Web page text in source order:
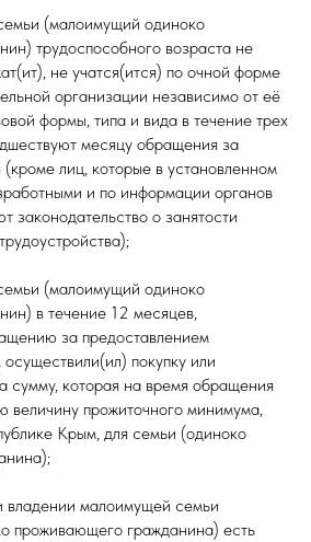
(малоимущий одиноко
трудоспособного возраста не
не учатся(ится) по очной форме
организации независимо от её
формы, типа и вида в течение трех
месяцу обращения за
лиц, которые в установленном
и по информации органов
законодательство о занятости
(малоимущий одиноко
в течение 12 месяцев,
за предоставлением
покупку или
сумму, которая на время обращения
величину прожиточного минимума,
Крым, для семьи (одиноко
владении малоимущей семьи
проживающего гражданина) есть